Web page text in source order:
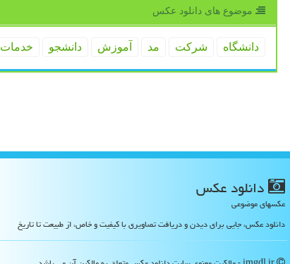
موضوع های دانلود عكس
دانشگاه شركت مد آموزش دانشجو خدمات
دانلود عكس
عکسهای موضوعی
دانلود عکس، جایی برای دیدن و دریافت تصاویری با کیفیت و خاص، از طبیعت تا تاریخ